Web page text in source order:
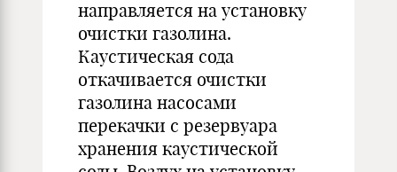
направляется на установку
очистки газолина.
Каустическая сода
откачивается очистки
газолина насосами
перекачки с резервуара
хранения каустической